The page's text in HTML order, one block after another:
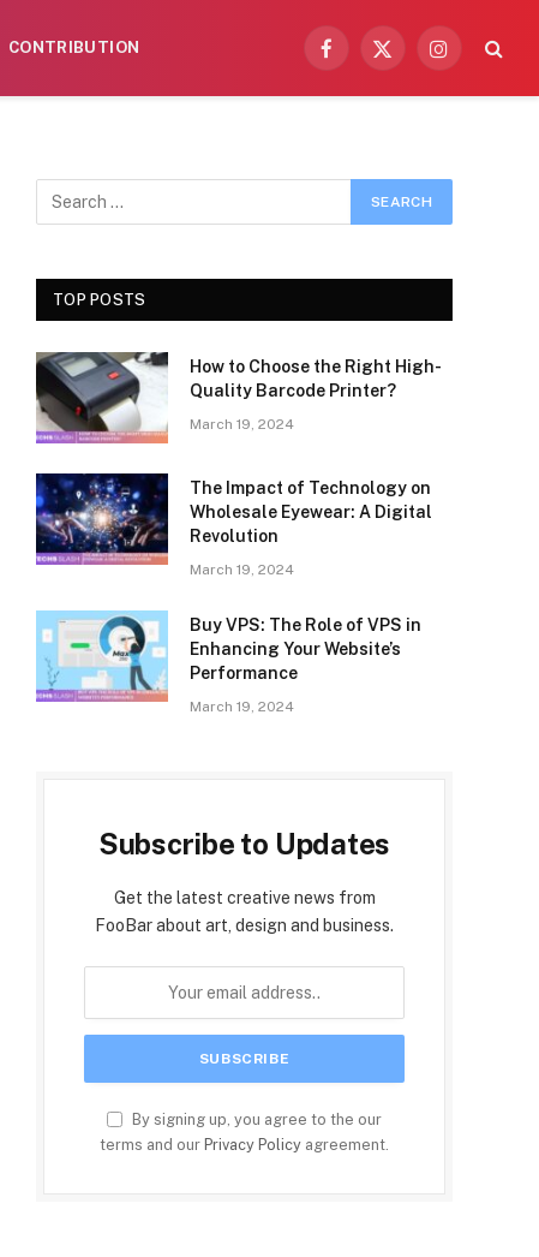
CONTRIBUTION
Facebook
X
Instagram
TOP POSTS
How to Choose the Right High-
Quality Barcode Printer?
March 19, 2024
The Impact of Technology on
Wholesale Eyewear: A Digital
Revolution
March 19, 2024
Buy VPS: The Role of VPS in
Enhancing Your Website’s
Performance
March 19, 2024
Subscribe to Updates
Get the latest creative news from
FooBar about art, design and business.
By signing up, you agree to the our
terms and our Privacy Policy agreement.